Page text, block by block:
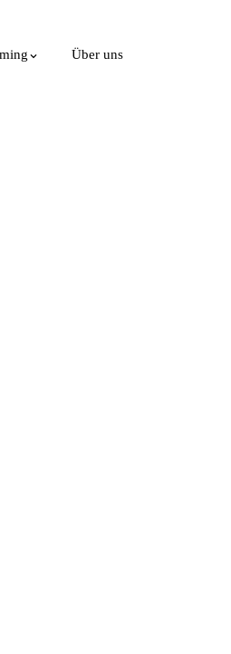
Über uns